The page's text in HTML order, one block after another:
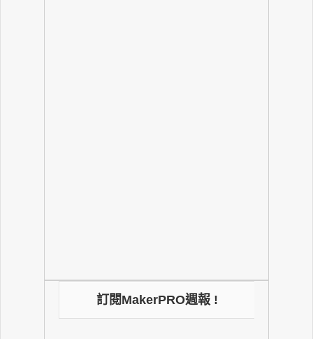
訂閱MakerPRO週報 !